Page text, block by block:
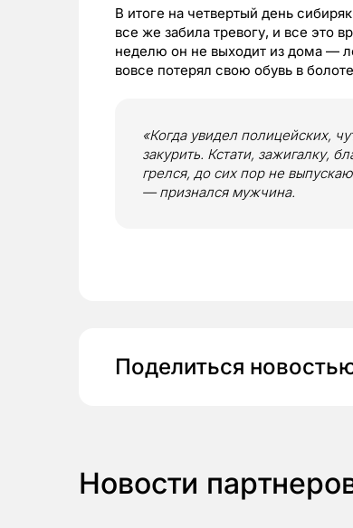
В итоге на четвертый день
все же забила тревогу, и все это
неделю он не выходит из дома —
вовсе потерял свою обувь в
«Когда увидел полицейских,
закурить. Кстати, зажигалку,
грелся, до сих пор не
— признался мужчина.
Поделиться
Новости